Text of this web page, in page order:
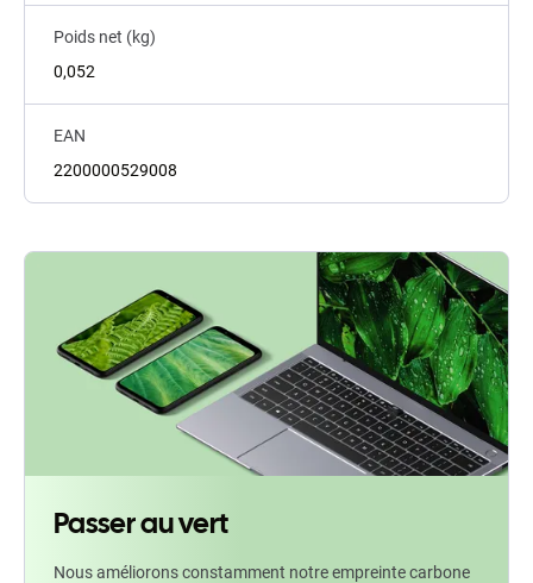
Poids net (kg)
0,052
EAN
2200000529008
Passer au vert
Nous améliorons constamment notre empreinte carbone